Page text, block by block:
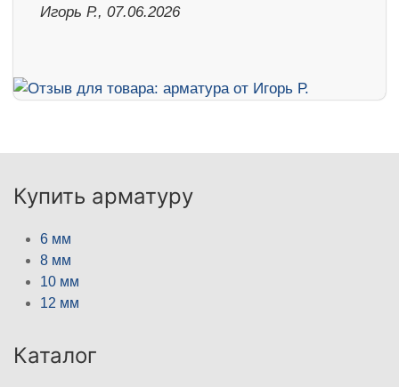
Игорь Р., 07.06.2026
Купить арматуру
6 мм
8 мм
10 мм
12 мм
Каталог